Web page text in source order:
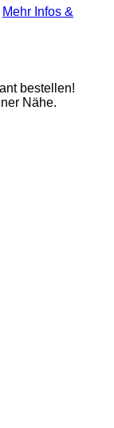
Mehr Infos &
bestellen!
Nähe.